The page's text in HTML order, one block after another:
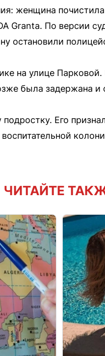
женщина
Granta. По версии
остановили
на улице
была задержана и
Его
ЧИТАЙТЕ